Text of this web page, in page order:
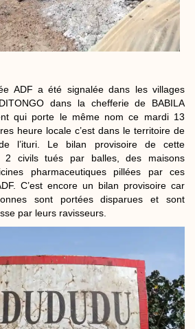
ADF a été signalée dans les villages
dans la chefferie de BABILA
qui porte le même nom ce mardi 13
heure locale c’est dans le territoire de
l’ituri. Le bilan provisoire de cette
2 civils tués par balles, des maisons
pharmaceutiques pillées par ces
C’est encore un bilan provisoire car
sont portées disparues et sont
par leurs ravisseurs.